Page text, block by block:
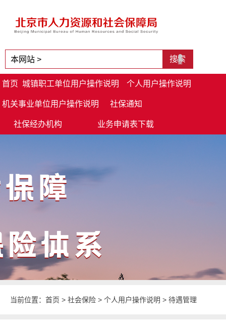
首页 城镇职工单位用户操作说明 个人用户操作说明
机关事业单位用户操作说明 社保通知
社保经办机构 业务申请表下载
当前位置： 首页 > 社会保险 > 个人用户操作说明 > 待遇管理